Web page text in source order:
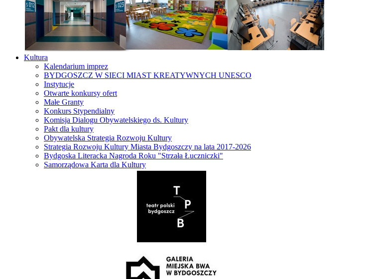
Kultura
Kalendarium imprez
BYDGOSZCZ W SIECI MIAST KREATYWNYCH UNESCO
Instytucje
Otwarte konkursy ofert
Małe Granty
Konkurs Stypendialny
Komisja Dialogu Obywatelskiego ds. Kultury
Pakt dla kultury
Obywatelska Strategia Rozwoju Kultury
Strategia Rozwoju Kultury Miasta Bydgoszczy na lata 2017-2026
Bydgoska Literacka Nagroda Roku "Strzała Łuczniczki"
Samorządowa Karta dla Kultury